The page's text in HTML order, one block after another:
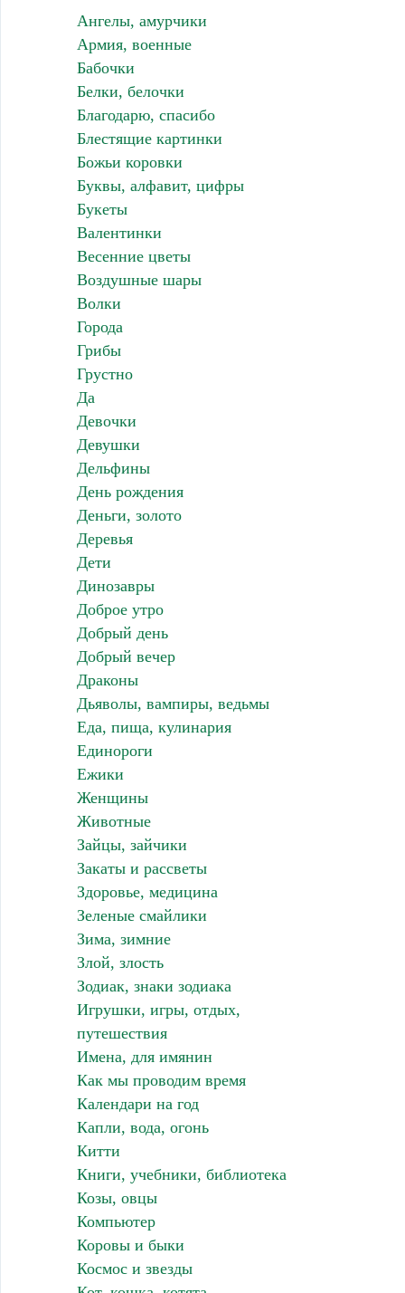
Ангелы, амурчики
Армия, военные
Бабочки
Белки, белочки
Благодарю, спасибо
Блестящие картинки
Божьи коровки
Буквы, алфавит, цифры
Букеты
Валентинки
Весенние цветы
Воздушные шары
Волки
Города
Грибы
Грустно
Да
Девочки
Девушки
Дельфины
День рождения
Деньги, золото
Деревья
Дети
Динозавры
Доброе утро
Добрый день
Добрый вечер
Драконы
Дьяволы, вампиры, ведьмы
Еда, пища, кулинария
Единороги
Ежики
Женщины
Животные
Зайцы, зайчики
Закаты и рассветы
Здоровье, медицина
Зеленые смайлики
Зима, зимние
Злой, злость
Зодиак, знаки зодиака
Игрушки, игры, отдых,
путешествия
Имена, для имянин
Как мы проводим время
Календари на год
Капли, вода, огонь
Китти
Книги, учебники, библиотека
Козы, овцы
Компьютер
Коровы и быки
Космос и звезды